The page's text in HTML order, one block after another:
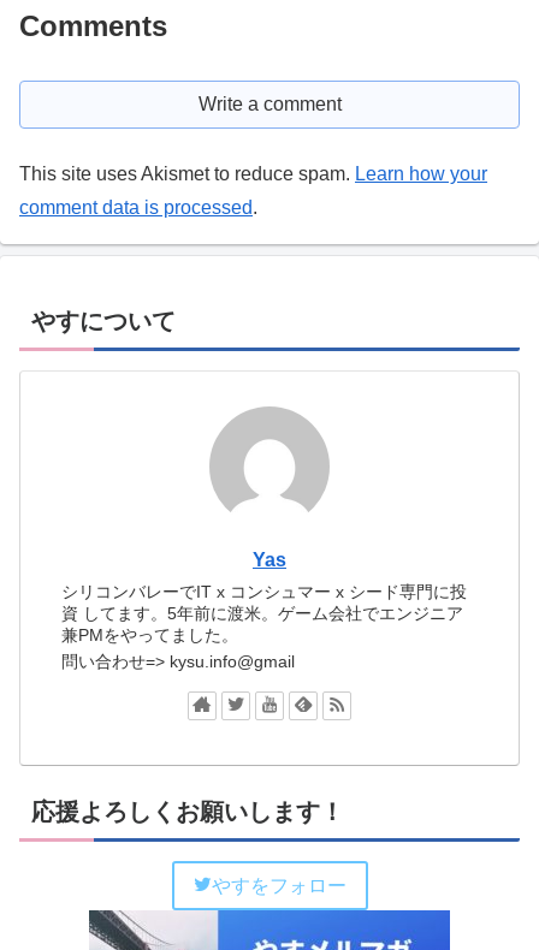
Comments
Write a comment
This site uses Akismet to reduce spam. Learn how your
comment data is processed.
やすについて
Yas
シリコンバレーでIT x コンシュマー x シード専門に投
資 してます。5年前に渡米。ゲーム会社でエンジニア
兼PMをやってました。
問い合わせ=> kysu.info@gmail
応援よろしくお願いします！
やすをフォロー